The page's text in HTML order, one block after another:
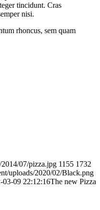
tincidunt. Cras
nisi.
rhoncus, sem quam
07/pizza.jpg 1155 1732
uploads/2020/02/Black.png
03-09 22:12:16The new Pizza